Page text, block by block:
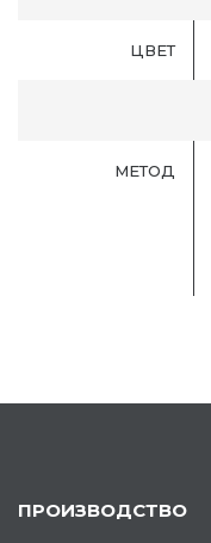
ЦВЕТ
МЕТОД
ПРОИЗВОДСТВО